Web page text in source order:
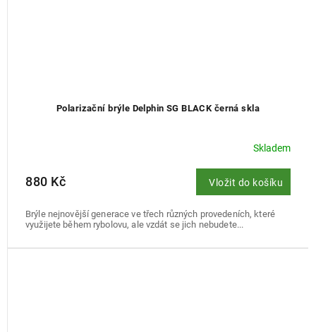
Polarizační brýle Delphin SG BLACK černá skla
Skladem
880 Kč Vložit do košíku
Brýle nejnovější generace ve třech různých provedeních, které
využijete během rybolovu, ale vzdát se jich nebudete...